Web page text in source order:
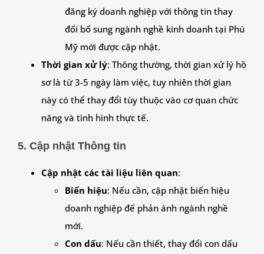
đăng ký doanh nghiệp với thông tin thay
đổi bổ sung ngành nghề kinh doanh tại Phú
Mỹ mới được cập nhật.
Thời gian xử lý: Thông thường, thời gian xử lý hồ
sơ là từ 3-5 ngày làm việc, tuy nhiên thời gian
này có thể thay đổi tùy thuộc vào cơ quan chức
năng và tình hình thực tế.
5. Cập nhật Thông tin
Cập nhật các tài liệu liên quan:
Biển hiệu: Nếu cần, cập nhật biển hiệu
doanh nghiệp để phản ánh ngành nghề
mới.
Con dấu: Nếu cần thiết, thay đổi con dấu